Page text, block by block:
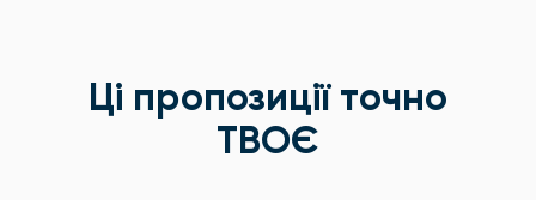
Ці пропозиції точно
ТВОЄ